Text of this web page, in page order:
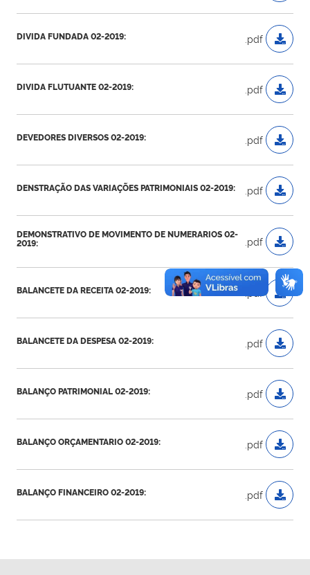
DIVIDA FUNDADA 02-2019: .pdf
DIVIDA FLUTUANTE 02-2019: .pdf
DEVEDORES DIVERSOS 02-2019: .pdf
DENSTRAÇÃO DAS VARIAÇÕES PATRIMONIAIS 02-2019: .pdf
DEMONSTRATIVO DE MOVIMENTO DE NUMERARIOS 02-
2019:
.pdf
BALANCETE DA RECEITA 02-2019:
BALANCETE DA DESPESA 02-2019: .pdf
BALANÇO PATRIMONIAL 02-2019: .pdf
BALANÇO ORÇAMENTARIO 02-2019: .pdf
BALANÇO FINANCEIRO 02-2019: .pdf